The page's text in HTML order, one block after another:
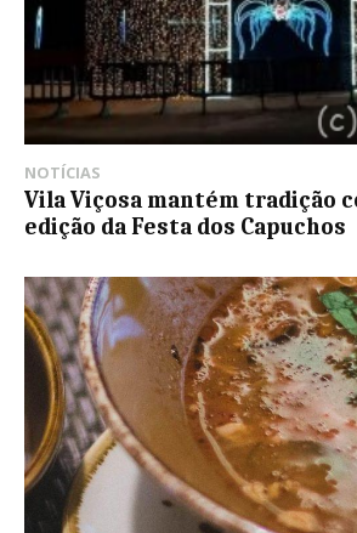
NOTÍCIAS
Vila Viçosa mantém tradição
edição da Festa dos Capuchos